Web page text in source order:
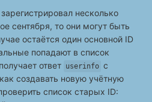
несколько
сентября, то они могут быть
остаётся один основной ID
попадают в список
получает ответ userinfo с
создавать новую учётную
список старых ID: